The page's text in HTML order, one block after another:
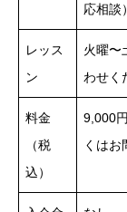
応相談）
レッス
ン
火曜
わせく
料金
（税
込）
9,000
くはお